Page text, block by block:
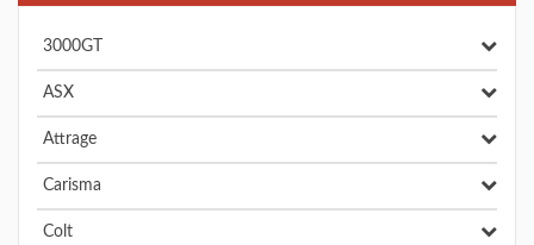
3000GT
ASX
Attrage
Carisma
Colt